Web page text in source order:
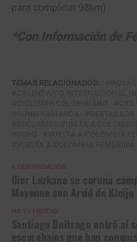
para completar 98km)
*Con Información de
TEMAS RELACIONADOS:
A CONTINUACIÓN
NO TE PIERDAS